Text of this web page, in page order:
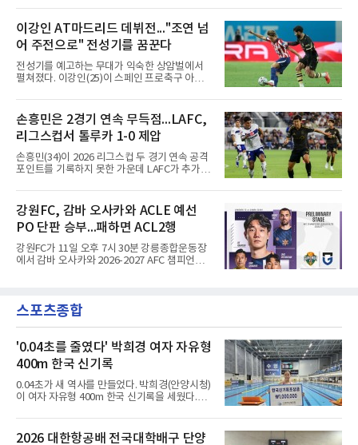
프랑스컵 1회, 리그컵 2회 우승 등을 경험했다.
이후 AS로마 임대와 바르셀로나(스페
인범(29)이 정규리그 개막전에서는 벤치를 지켰
다.포르투는 10일(한국시간) 포르투갈 포르투의
이스타디우 두 드라강에서 열린 알베르카와의
2026-2027 포르투갈 프리메이라리가 1라운드
홈 경기에서 2-0으로 이겼다. 두 골 모두 페널티
킥에서 나왔다. 전반 9분 안드레 실바가 상대 골
키퍼의 반칙으로 얻은 페널티킥을 직접 성공시
난 시즌 챔피언 포르투는 리그 2연패이자 통산
32번째 우승을 향한 첫발을 기분 좋
이강인 AT마드리드 데뷔전..."조연 넘
어 주전으로" 전성기를 꿈꾼다
전성기를 예고하는 무대가 익숙한 상암벌에서
펼쳐졌다. 이강인(25)이 스페인 프로축구 아틀
들 앞에서 화려하게 치렀다.9일 서울월드컵경기
장에서 열린 AT마드리드와 맨체스터 시티(맨시
티)의 2026 쿠팡플레이 시리즈 친선경기는 사실
상 이강인을 위한 거대한 입단식이었다. 킥오프
3시간여 전부터 경기장 주변은 팬들로 북적였
고, 그의 영문 이름과 새 등번호 '7'이 박힌 붉은
줄무늬 유니폼이 유독 눈에 띄었다. 경기장에는
등장하자 환호가 터졌고, 전반 막판 호르헤 도밍
게스의 선제골 때보다 벤치에서
손흥민은 2경기 연속 무득점...LAFC,
리그스컵서 톨루카 1-0 제압
손흥민(34)이 2026 리그스컵 두 경기 연속 공격
포인트를 기록하지 못한 가운데 LAFC가 추가시
간) 미국 로스앤젤레스 BMO 스타디움에서 열린
멕시코 리가 MX 톨루카와의 조별리그 2차전에
최전방 공격수로 선발 출전했으나 슈팅 없이 후
반 23분 주드 테리와 교체됐다. 북중미 월드컵
이후 MLS 4경기 연속 골을 넣었던 그는 지난 6
일 치바스 과달라하라전에 이어 침묵했다.전반
1분 다비드 마르티네스가 얻은 페널티킥은 비디
이컵 샤펠버그의 크로스가 걷혀 나오자 에디 세
구라가 페널티아크 왼쪽에서 오
강원FC, 감바 오사카와 ACLE 예선
PO 단판 승부...패하면 ACL2행
강원FC가 11일 오후 7시 30분 강릉종합운동장
에서 감바 오사카와 2026-2027 AFC 챔피언스
2024시즌 K리그1 준우승 자격으로 나선 지난 시
즌 ACLE에서 창단 첫 아시아 무대를 경험하며
전권을 얻었다.감바 오사카는 2025-2026시즌
ACL2 결승에서 크리스티아누 호날두의 소속팀
알나스르를 2-0으로 꺾은 우승팀이다. 지난 7일
J리그 개막전에서 우라와 레즈를 4-3으로 이겨
기세도 좋다.최근 리그 2연패로 상승세가 끊긴
강원은 이번 승리로 반등을 노린다. 김대
스포츠종합
'0.04초를 줄였다' 박희경 여자 자유형
400m 한국 신기록
0.04초가 새 역사를 만들었다. 박희경(안양시청)
이 여자 자유형 400m 한국 신기록을 세웠다.박
통령배 전국수영대회 여자 자유형 400m 결승에
서 4분09초65의 한국 신기록으로 우승했다. 지
2026 대한항공배 전국대학배구 단양